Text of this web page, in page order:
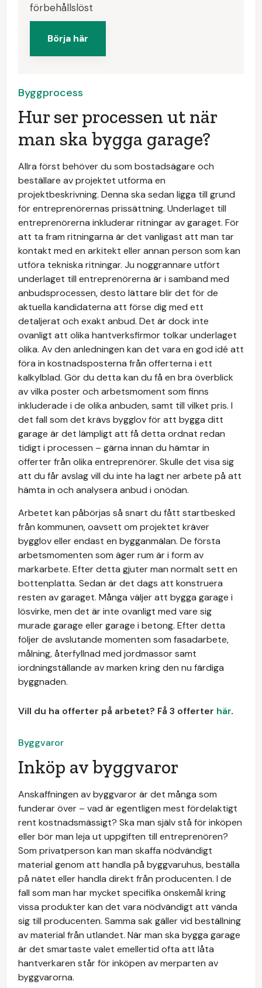
förbehållslöst
Börja här
Byggprocess
Hur ser processen ut när
man ska bygga garage?
Allra först behöver du som bostadsägare och
beställare av projektet utforma en
projektbeskrivning. Denna ska sedan ligga till grund
för entreprenörernas prissättning. Underlaget till
entreprenörerna inkluderar ritningar av garaget. För
att ta fram ritningarna är det vanligast att man tar
kontakt med en arkitekt eller annan person som kan
utföra tekniska ritningar. Ju noggrannare utfört
underlaget till entreprenörerna är i samband med
anbudsprocessen, desto lättare blir det för de
aktuella kandidaterna att förse dig med ett
detaljerat och exakt anbud. Det är dock inte
ovanligt att olika hantverksfirmor tolkar underlaget
olika. Av den anledningen kan det vara en god idé att
föra in kostnadsposterna från offerterna i ett
kalkylblad. Gör du detta kan du få en bra överblick
av vilka poster och arbetsmoment som finns
inkluderade i de olika anbuden, samt till vilket pris. I
det fall som det krävs bygglov för att bygga ditt
garage är det lämpligt att få detta ordnat redan
tidigt i processen – gärna innan du hämtar in
offerter från olika entreprenörer. Skulle det visa sig
att du får avslag vill du inte ha lagt ner arbete på att
hämta in och analysera anbud i onödan.
Arbetet kan påbörjas så snart du fått startbesked
från kommunen, oavsett om projektet kräver
bygglov eller endast en bygganmälan. De första
arbetsmomenten som äger rum är i form av
markarbete. Efter detta gjuter man normalt sett en
bottenplatta. Sedan är det dags att konstruera
resten av garaget. Många väljer att bygga garage i
lösvirke, men det är inte ovanligt med vare sig
murade garage eller garage i betong. Efter detta
följer de avslutande momenten som fasadarbete,
målning, återfyllnad med jordmassor samt
iordningställande av marken kring den nu färdiga
byggnaden.
Vill du ha offerter på arbetet? Få 3 offerter här.
Byggvaror
Inköp av byggvaror
Anskaffningen av byggvaror är det många som
funderar över – vad är egentligen mest fördelaktigt
rent kostnadsmässigt? Ska man själv stå för inköpen
eller bör man leja ut uppgiften till entreprenören?
Som privatperson kan man skaffa nödvändigt
material genom att handla på byggvaruhus, beställa
på nätet eller handla direkt från producenten. I de
fall som man har mycket specifika önskemål kring
vissa produkter kan det vara nödvändigt att vända
sig till producenten. Samma sak gäller vid beställning
av material från utlandet. När man ska bygga garage
är det smartaste valet emellertid ofta att låta
hantverkaren står för inköpen av merparten av
byggvarorna.